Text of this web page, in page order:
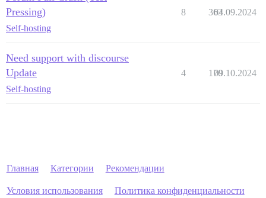
Pressing)
Self-hosting
8 363
04.09.2024
Need support with discourse
Update
Self-hosting
4 170
09.10.2024
Главная Категории Рекомендации
Условия использования Политика конфиденциальности